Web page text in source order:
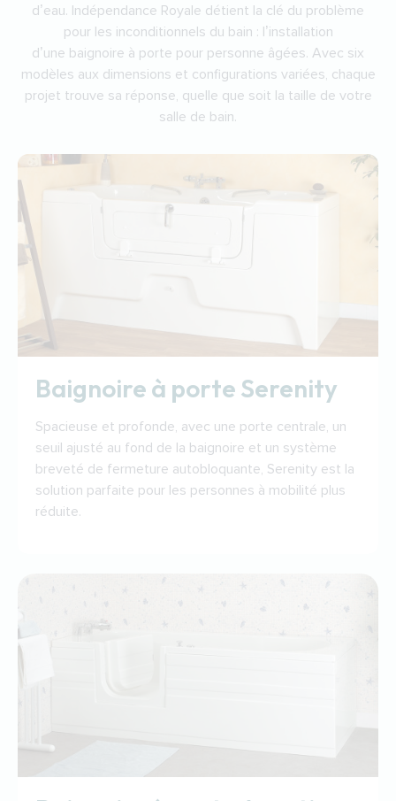
d’eau. Indépendance Royale détient la clé du problème
pour les inconditionnels du bain : l’installation
d’une baignoire à porte pour personne âgées. Avec six
modèles aux dimensions et configurations variées, chaque
projet trouve sa réponse, quelle que soit la taille de votre
salle de bain.
Baignoire à porte Serenity
Spacieuse et profonde, avec une porte centrale, un
seuil ajusté au fond de la baignoire et un système
breveté de fermeture autobloquante, Serenity est la
solution parfaite pour les personnes à mobilité plus
réduite.